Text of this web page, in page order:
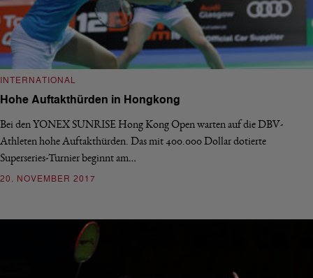
INTERNATIONAL
Hohe Auftakthürden in Hongkong
Bei den YONEX SUNRISE Hong Kong Open warten auf die DBV-
Athleten hohe Auftakthürden. Das mit 400.000 Dollar dotierte
Superseries-Turnier beginnt am…
20. NOVEMBER 2017